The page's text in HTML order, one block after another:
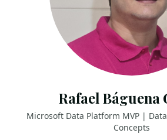
Rafael Báguena
Microsoft Data Platform MVP |
Concepts